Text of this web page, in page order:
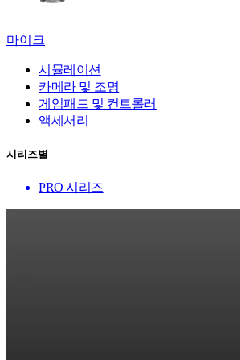
마이크
시뮬레이션
카메라 및 조명
게임패드 및 컨트롤러
액세서리
시리즈별
PRO 시리즈